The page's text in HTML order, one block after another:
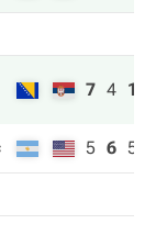
7 4 10
5 6 5